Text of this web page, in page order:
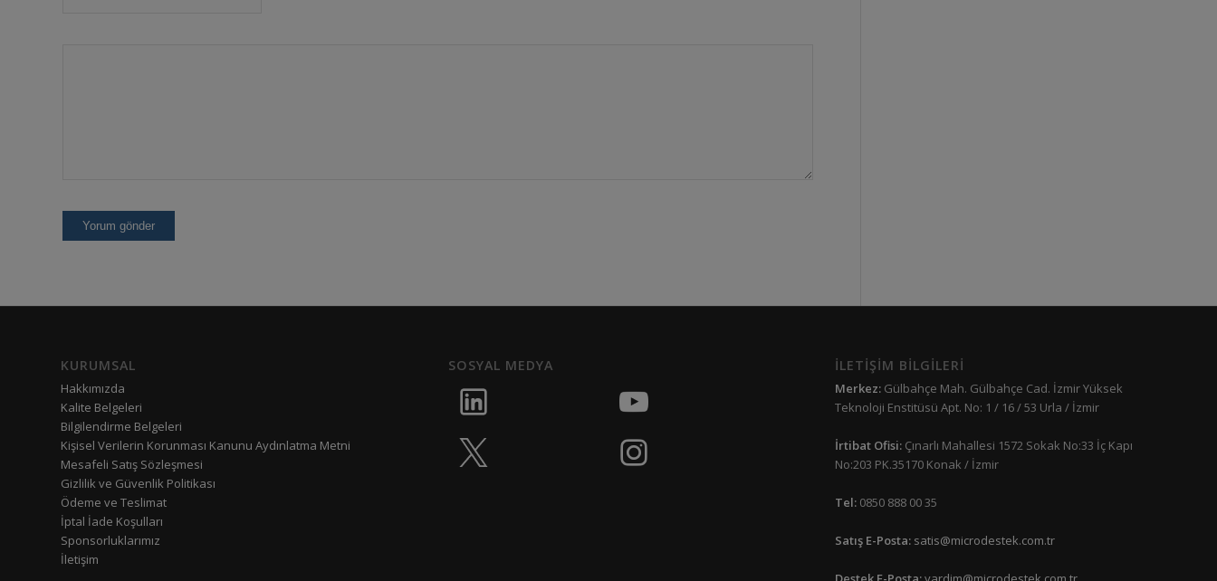
KURUMSAL
Hakkımızda
Kalite Belgeleri
Bilgilendirme Belgeleri
Kişisel Verilerin Korunması Kanunu Aydınlatma Metni
Mesafeli Satış Sözleşmesi
Gizlilik ve Güvenlik Politikası
Ödeme ve Teslimat
İptal İade Koşulları
Sponsorluklarımız
İletişim
SOSYAL MEDYA İLETİŞİM BİLGİLERİ
Merkez: Gülbahçe Mah. Gülbahçe Cad. İzmir Yüksek
Teknoloji Enstitüsü Apt. No: 1 / 16 / 53 Urla / İzmir
İrtibat Ofisi: Çınarlı Mahallesi 1572 Sokak No:33 İç Kapı
No:203 PK.35170 Konak / İzmir
Tel: 0850 888 00 35
Satış E-Posta: satis@microdestek.com.tr